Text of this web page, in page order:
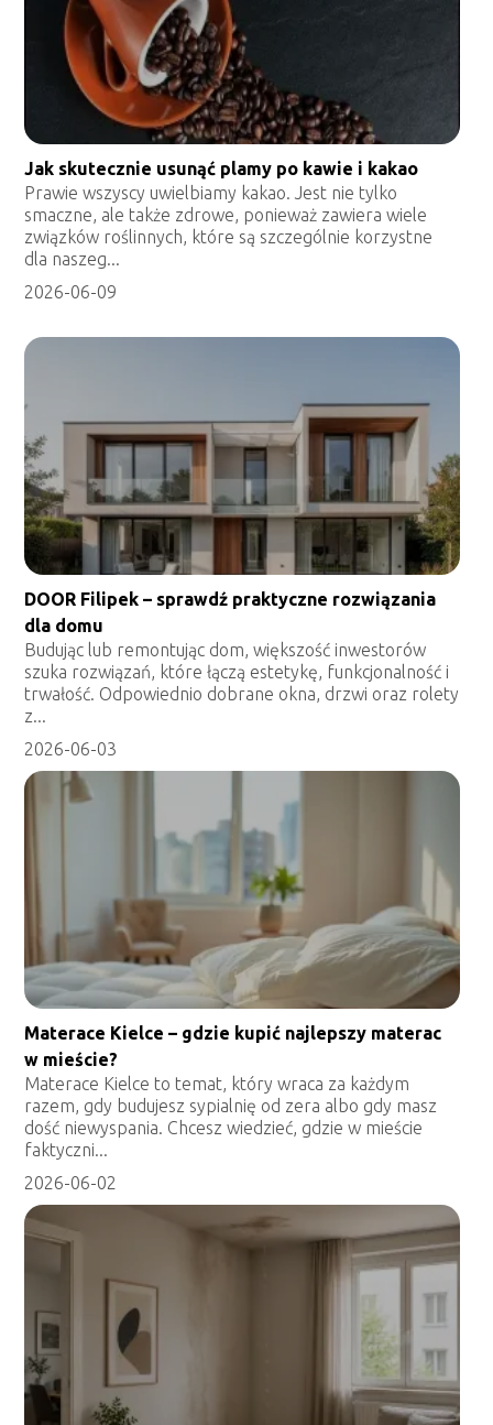
Jak skutecznie usunąć plamy po kawie i kakao
Prawie wszyscy uwielbiamy kakao. Jest nie tylko
smaczne, ale także zdrowe, ponieważ zawiera wiele
związków roślinnych, które są szczególnie korzystne
dla naszeg...
2026-06-09
DOOR Filipek – sprawdź praktyczne rozwiązania
dla domu
Budując lub remontując dom, większość inwestorów
szuka rozwiązań, które łączą estetykę, funkcjonalność i
trwałość. Odpowiednio dobrane okna, drzwi oraz rolety
z...
2026-06-03
Materace Kielce – gdzie kupić najlepszy materac
w mieście?
Materace Kielce to temat, który wraca za każdym
razem, gdy budujesz sypialnię od zera albo gdy masz
dość niewyspania. Chcesz wiedzieć, gdzie w mieście
faktyczni...
2026-06-02